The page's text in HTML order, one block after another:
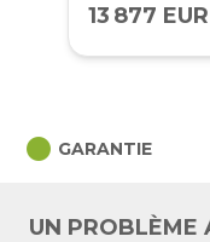
13 877 EUR
circle GARANTIE
UN PROBLÈME